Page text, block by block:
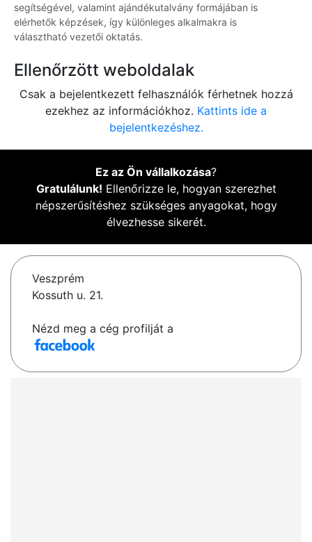
segítségével, valamint ajándékutalvány formájában is
elérhetők képzések, így különleges alkalmakra is
választható vezetői oktatás.
Ellenőrzött weboldalak
Csak a bejelentkezett felhasználók férhetnek hozzá
ezekhez az információkhoz. Kattints ide a
bejelentkezéshez.
Ez az Ön vállalkozása?
Gratulálunk! Ellenőrizze le, hogyan szerezhet
népszerűsítéshez szükséges anyagokat, hogy
élvezhesse sikerét.
Veszprém
Kossuth u. 21.
Nézd meg a cég profilját a